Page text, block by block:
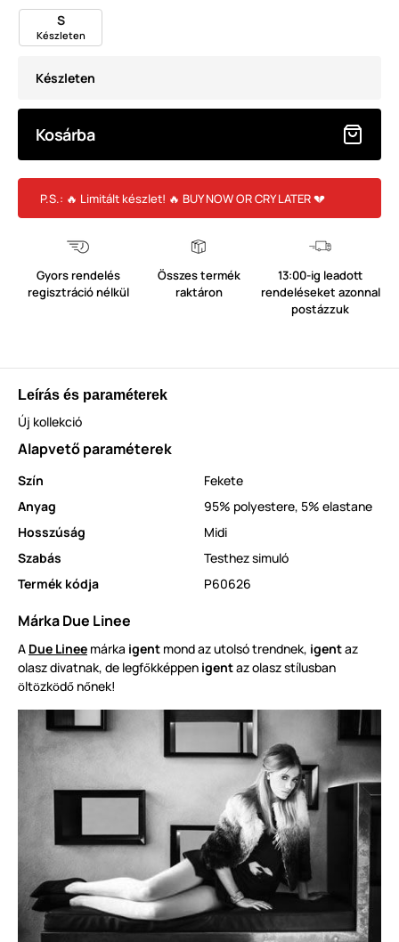
S
Készleten
Készleten
Kosárba
P.S.: 🔥 Limitált készlet! 🔥 BUY NOW OR CRY LATER 💔
Gyors rendelés
regisztráció nélkül
Összes termék
raktáron
13:00-ig leadott
rendeléseket azonnal
postázzuk
Leírás és paraméterek
Új kollekció
Alapvető paraméterek
Szín
Fekete
Anyag
95% polyestere, 5% elastane
Hosszúság
Midi
Szabás
Testhez simuló
Termék kódja
P60626
Márka Due Linee
A Due Linee márka igent mond az utolsó trendnek, igentaz
olasz divatnak, de legfőkképpen igentaz olasz stílusban
öltözködő nőnek!